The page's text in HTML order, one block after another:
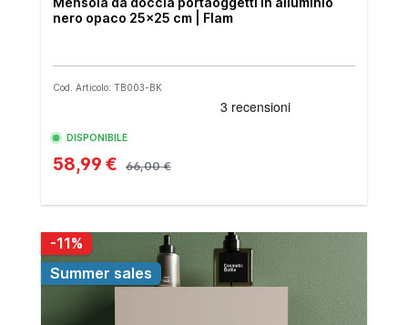
nero opaco 25x25 cm | Flam
Cod. Articolo: TB003-BK
DISPONIBILE
58,99 € 66,00 €
-11%
Summer sales